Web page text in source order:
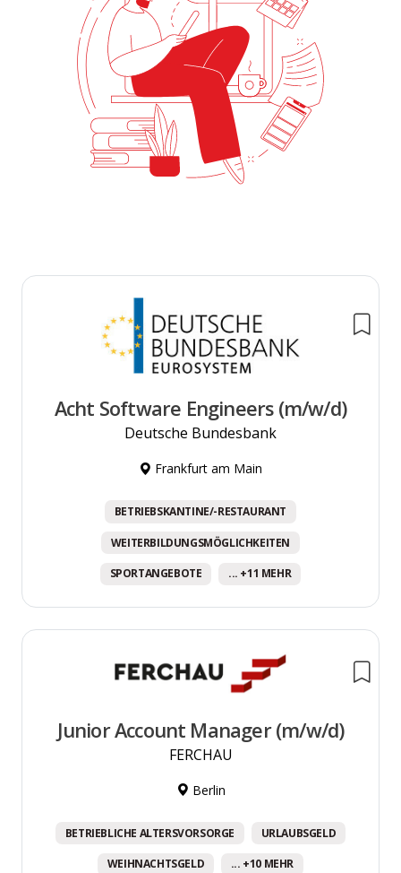
Acht Software Engineers (m/w/d)
Deutsche Bundesbank
Frankfurt am Main
BETRIEBSKANTINE/-RESTAURANT
WEITERBILDUNGSMÖGLICHKEITEN
SPORTANGEBOTE ... +11 MEHR
Junior Account Manager (m/w/d)
FERCHAU
Berlin
BETRIEBLICHE ALTERSVORSORGE URLAUBSGELD
WEIHNACHTSGELD ... +10 MEHR